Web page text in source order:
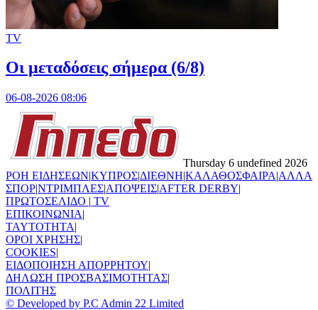
TV
Οι μεταδόσεις σήμερα (6/8)
06-08-2026 08:06
Thursday 6 undefined 2026
ΡΟΗ ΕΙΔΗΣΕΩΝ|ΚΥΠΡΟΣ|ΔΙΕΘΝΗ|ΚΑΛΑΘΟΣΦΑΙΡΑ|ΑΛΛΑ
ΣΠΟΡ|ΝΤΡΙΜΠΛΕΣ|ΑΠΟΨΕΙΣ|AFTER DERBY|
ΠΡΩΤΟΣΕΛΙΔΟ | TV
ΕΠΙΚΟΙΝΩΝΙΑ|
TAYTOTHTA|
ΟΡΟΙ ΧΡΗΣΗΣ|
COOKIES|
ΕΙΔΟΠΟΙΗΣΗ ΑΠΟΡΡΗΤΟΥ|
ΔΗΛΩΣΗ ΠΡΟΣΒΑΣΙΜΟΤΗΤΑΣ|
ΠΟΛΙΤΗΣ
© Developed by P.C Admin 22 Limited